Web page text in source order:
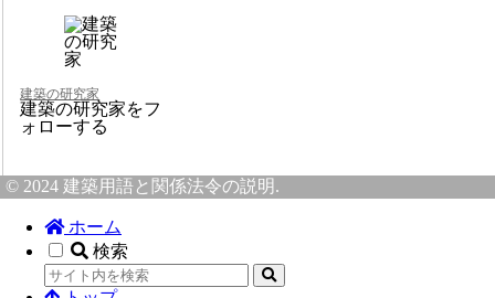
建築の研究家
建築の研究家をフ
ォローする
© 2024 建築用語と関係法令の説明.
ホーム
検索